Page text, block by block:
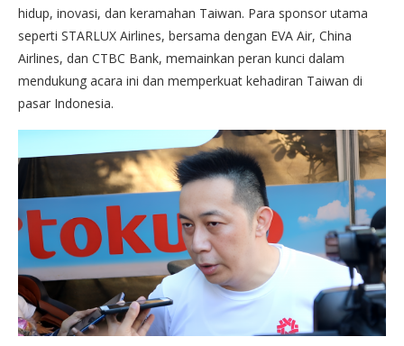
hidup, inovasi, dan keramahan Taiwan. Para sponsor utama
seperti STARLUX Airlines, bersama dengan EVA Air, China
Airlines, dan CTBC Bank, memainkan peran kunci dalam
mendukung acara ini dan memperkuat kehadiran Taiwan di
pasar Indonesia.